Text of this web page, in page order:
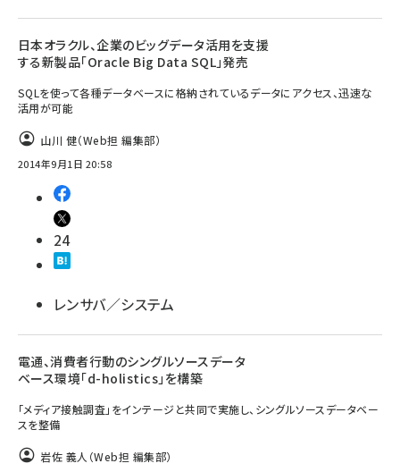
日本オラクル、企業のビッグデータ活用を支援
する新製品「Oracle Big Data SQL」発売
SQLを使って各種データベースに格納されているデータにアクセス、迅速な
活用が可能
山川 健（Web担 編集部）
2014年9月1日 20:58
24
レンサバ／システム
電通、消費者行動のシングルソースデータ
ベース環境「d-holistics」を構築
「メディア接触調査」をインテージと共同で実施し、シングルソースデータベー
スを整備
岩佐 義人（Web担 編集部）